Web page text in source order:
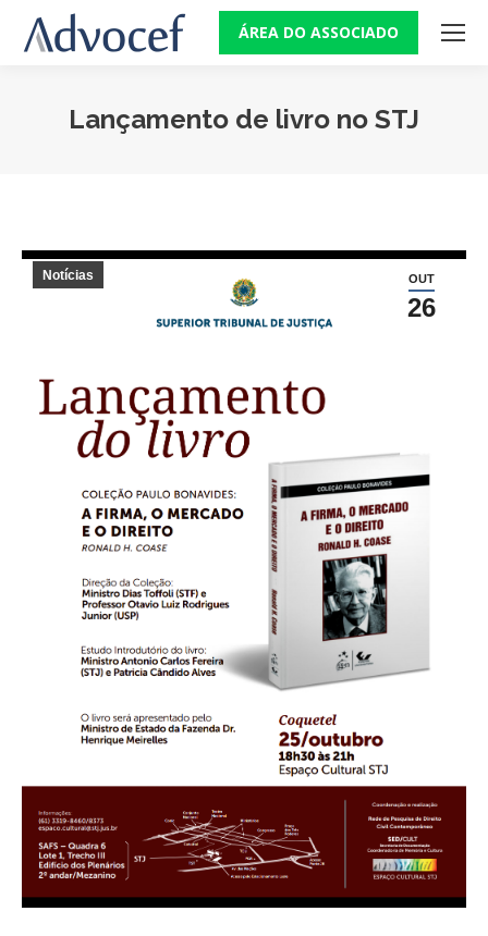
ÁREA DO ASSOCIADO
Lançamento de livro no STJ
OUT
26
Notícias